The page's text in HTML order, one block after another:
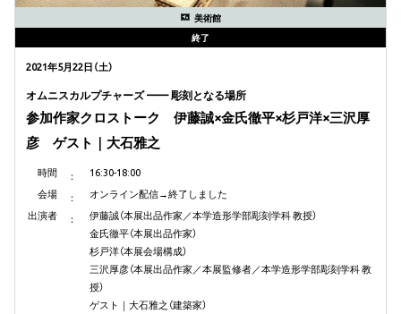
美術館
終了
2021年5月22日（土）
オムニスカルプチャーズ —— 彫刻となる場所
参加作家クロストーク 伊藤誠×金氏徹平×杉戸洋×三沢厚
彦 ゲスト｜大石雅之
時間
16:30-18:00
会場
オンライン配信→終了しました
出演者
伊藤誠（本展出品作家／本学造形学部彫刻学科 教授）
金氏徹平（本展出品作家）
杉戸洋（本展会場構成）
三沢厚彦（本展出品作家／本展監修者／本学造形学部彫刻学科 教
授）
ゲスト｜大石雅之（建築家）